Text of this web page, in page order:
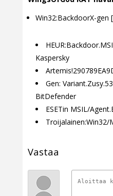
Win32:BackdoorX-gen
Kaspersky
Gen:
BitDefender
ESETin MSIL/
Vastaa